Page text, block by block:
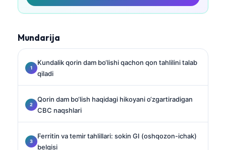
Mundarija
Kundalik qorin dam bo‘lishi qachon qon tahlilini talab
qiladi
Qorin dam bo‘lish haqidagi hikoyani o‘zgartiradigan
CBC naqshlari
Ferritin va temir tahlillari: sokin GI (oshqozon-ichak)
belgisi